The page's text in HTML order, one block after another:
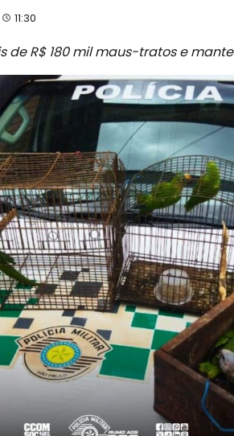
11:30
de R$ 180 mil maus-tratos e